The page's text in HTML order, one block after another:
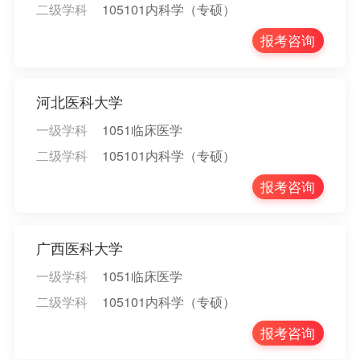
二级学科
105101内科学（专硕）
报考咨询
河北医科大学
一级学科
1051临床医学
二级学科
105101内科学（专硕）
报考咨询
广西医科大学
一级学科
1051临床医学
二级学科
105101内科学（专硕）
报考咨询